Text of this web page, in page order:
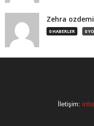
Zehra
0 HABERLER 0
İletişim: